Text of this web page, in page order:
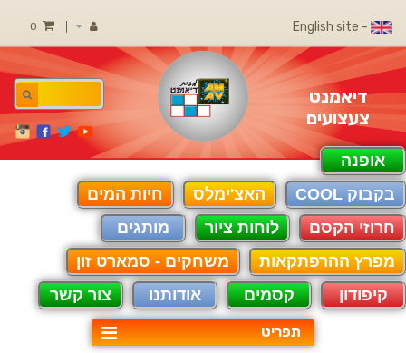
- English site
דיאמנט
צעצועים
אופנה
בקבוק COOL
האצ'ימלס
חיות המים
חרוזי הקסם
לוחות ציור
מותגים
מפרץ ההרפתקאות
משחקים - סמארט זון
קיפודון
קסמים אודותנו צור קשר
תַפרִיט